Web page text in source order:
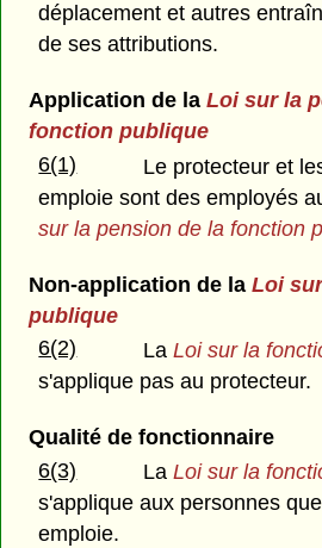
déplacement et autres
de ses attributions.
Application de la Loi sur la
fonction publique
6(1)
Le protecteur et
emploie sont des employés
sur la pension de la fonction
Non-application de la Loi
publique
6(2)
LaLoi sur la
s'applique pas au protecteur.
Qualité de fonctionnaire
6(3)
La Loi sur la
s'applique aux personnes
emploie.